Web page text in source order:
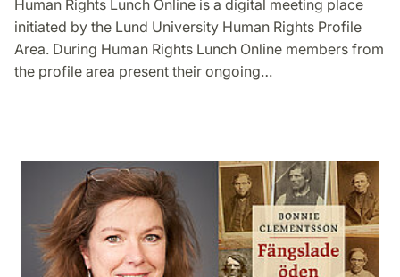
Human Rights Lunch Online is a digital meeting place
initiated by the Lund University Human Rights Profile
Area. During Human Rights Lunch Online members from
the profile area present their ongoing…